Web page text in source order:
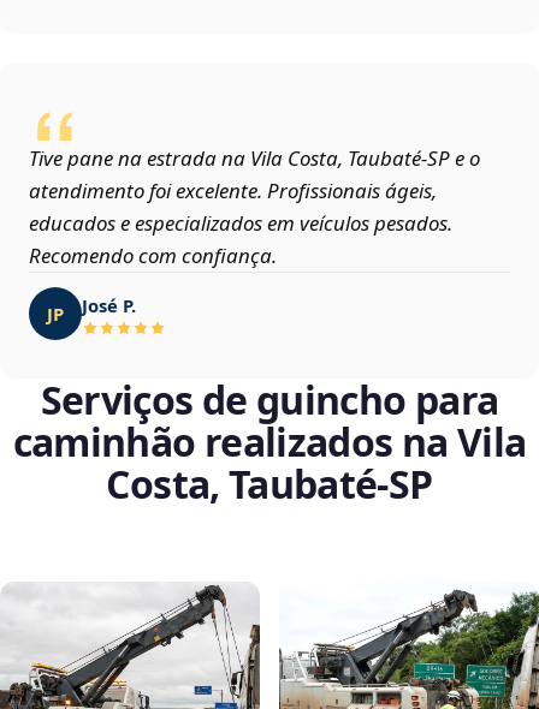
Tive pane na estrada na Vila Costa, Taubaté‑SP e o
atendimento foi excelente. Profissionais ágeis,
educados e especializados em veículos pesados.
Recomendo com confiança.
JP José P.
Serviços de guincho para
caminhão realizados na Vila
Costa, Taubaté‑SP